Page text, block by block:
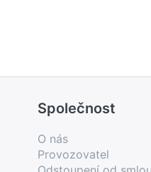
Společnost
O nás
Provozovatel